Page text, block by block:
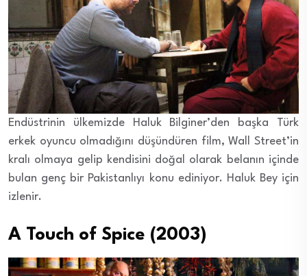
Endüstrinin ülkemizde Haluk Bilginer’den başka Türk
erkek oyuncu olmadığını düşündüren film, Wall Street’in
kralı olmaya gelip kendisini doğal olarak belanın içinde
bulan genç bir Pakistanlıyı konu ediniyor. Haluk Bey için
izlenir.
A Touch of Spice (2003)